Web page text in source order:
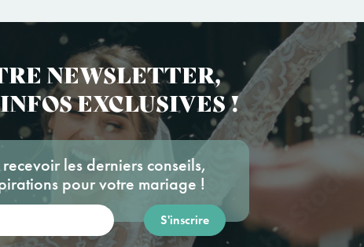
NEWSLETTER,
EXCLUSIVES !
les derniers conseils,
pour votre mariage !